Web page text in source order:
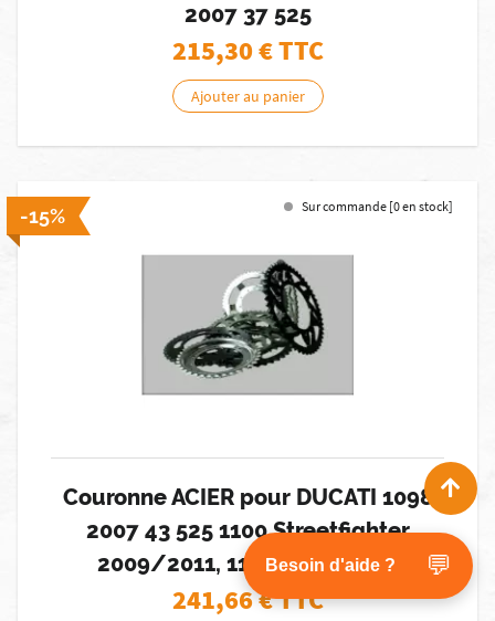
2007 37 525
215,30€ TTC
Ajouter au panier
-15% Sur commande [0 en stock]
Couronne ACIER pour DUCATI 1098
2007 43 525 1100 Streetfighter
2009/2011, 1198 2009/2011
241,66€ TTC
Besoin d'aide ? 💬